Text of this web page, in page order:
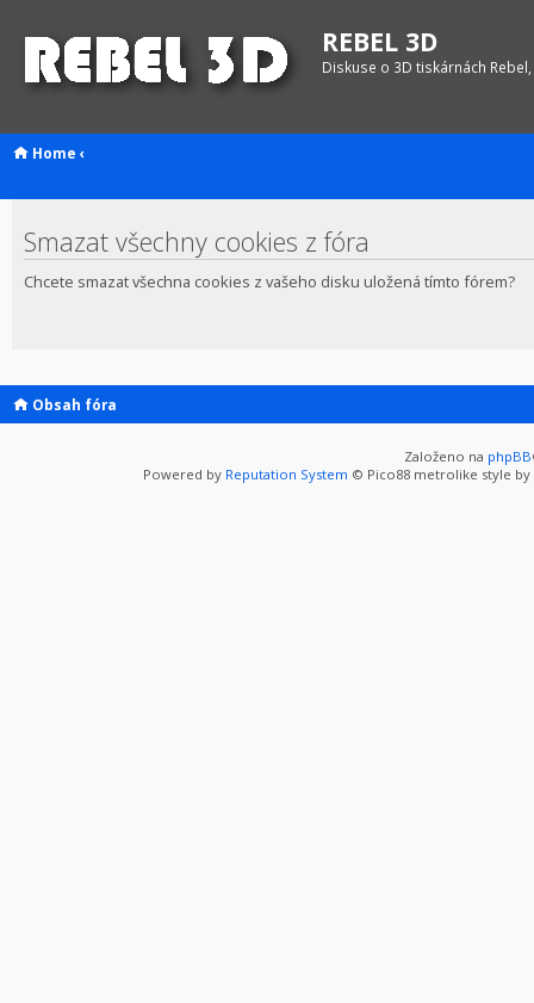
REBEL 3D
Diskuse o 3D tiskárnách
Home ‹
Smazat všechny cookies z fóra
Chcete smazat všechna cookies z vašeho disku uložená tímto fórem?
Obsah fóra
Založeno na phpBB
Powered by Reputation System © Pico88 metrolike style by